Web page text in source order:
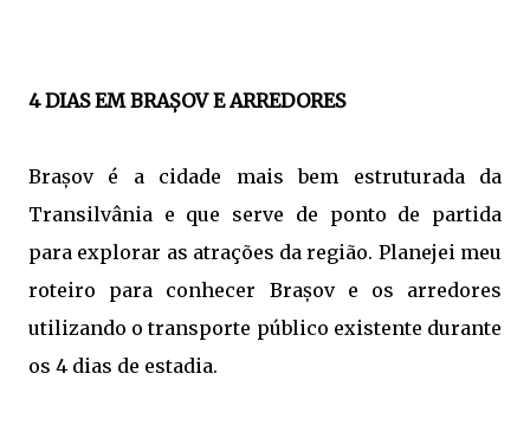
4 DIAS EM BRAȘOV E ARREDORES
Brașov é a cidade mais bem estruturada da
Transilvânia e que serve de ponto de partida
para explorar as atrações da região. Planejei meu
roteiro para conhecer Brașov e os arredores
utilizando o transporte público existente durante
os 4 dias de estadia.